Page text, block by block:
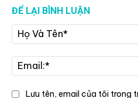
ĐỂ LẠI BÌNH LUẬN
Lưu tên, email của tôi trong